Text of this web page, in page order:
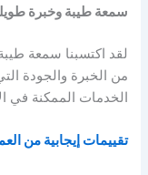
سمعة طيبة وخبرة
لقد اكتسبنا سمعة
من الخبرة والجودة
الخدمات الممكنة في
تقييمات إيجابية من